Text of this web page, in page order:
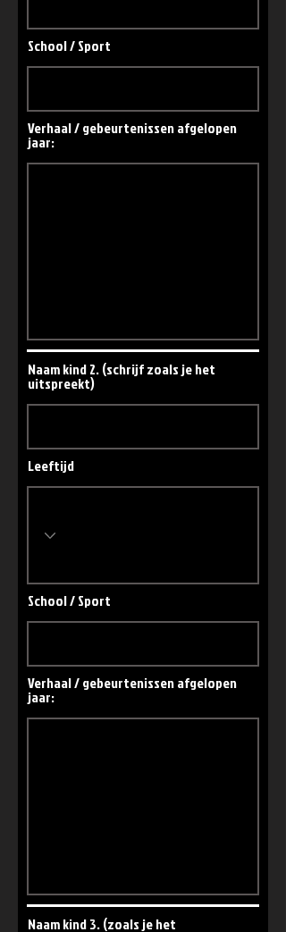
School / Sport
Verhaal / gebeurtenissen afgelopen
jaar:
Naam kind 2. (schrijf zoals je het
uitspreekt)
Leeftijd
School / Sport
Verhaal / gebeurtenissen afgelopen
jaar:
Naam kind 3. (zoals je het